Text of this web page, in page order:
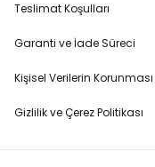
Teslimat Koşulları
Garanti ve İade Süreci
Kişisel Verilerin Korunması
Gizlilik ve Çerez Politikası